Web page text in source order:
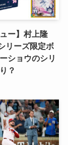
ー】村上隆
リーズ限定ボ
ショウのシリ
？